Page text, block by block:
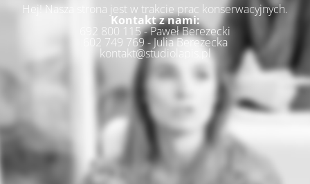
Hej! Nasza strona jest w trakcie prac konserwacyjnych.
Kontakt z nami:
692 800 115 - Paweł Berezecki
602 749 769 - Julia Berezecka
kontakt@studiolapis.pl